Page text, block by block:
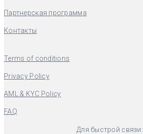
Партнерская программа
Контакты
Terms of conditions
Privacy Policy
AML & KYC Policy
FAQ
Для быстрой связи: